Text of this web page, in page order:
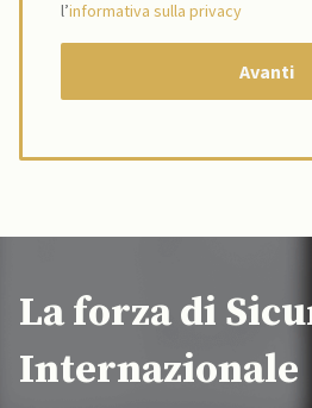
l’informativa sulla privacy
La forza di
Internazionale